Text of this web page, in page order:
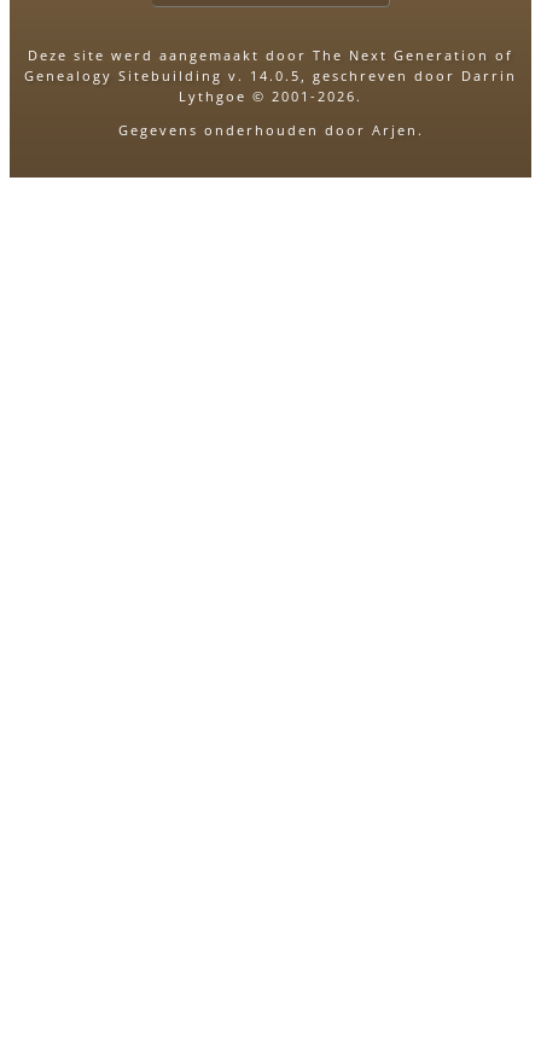
Deze site werd aangemaakt door The Next Generation of
Genealogy Sitebuilding v. 14.0.5, geschreven door Darrin
Lythgoe © 2001-2026.
Gegevens onderhouden door Arjen .